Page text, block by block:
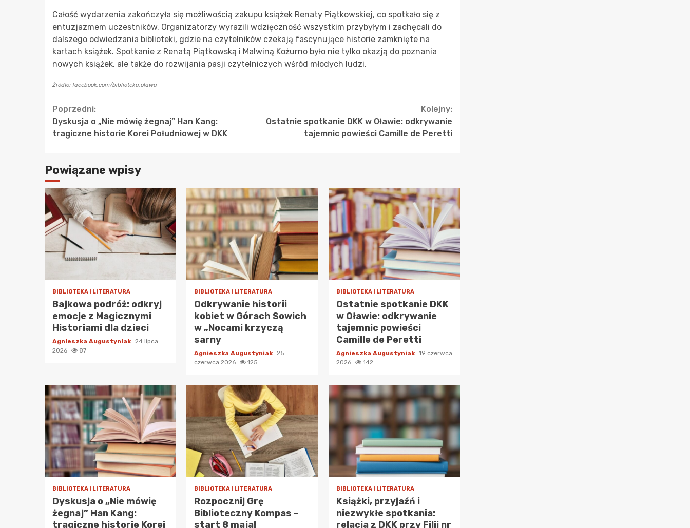
Całość wydarzenia zakończyła się możliwością zakupu książek Renaty Piątkowskiej, co spotkało się z
entuzjazmem uczestników. Organizatorzy wyrazili wdzięczność wszystkim przybyłym i zachęcali do
dalszego odwiedzania biblioteki, gdzie na czytelników czekają fascynujące historie zamknięte na
kartach książek. Spotkanie z Renatą Piątkowską i Malwiną Kożurno było nie tylko okazją do poznania
nowych książek, ale także do rozwijania pasji czytelniczych wśród młodych ludzi.
Źródło: facebook.com/biblioteka.olawa
Continue
Reading
Poprzedni:
Dyskusja o „Nie mówię żegnaj” Han Kang:
tragiczne historie Korei Południowej w DKK
Kolejny:
Ostatnie spotkanie DKK w Oławie: odkrywanie
tajemnic powieści Camille de Peretti
Powiązane wpisy
BIBLIOTEKA I LITERATURA
Bajkowa podróż: odkryj
emocje z Magicznymi
Historiami dla dzieci
Agnieszka Augustyniak 24 lipca
2026
87
BIBLIOTEKA I LITERATURA
Odkrywanie historii
kobiet w Górach Sowich
w „Nocami krzyczą
sarny
Agnieszka Augustyniak 25
czerwca 2026
125
BIBLIOTEKA I LITERATURA
Ostatnie spotkanie DKK
w Oławie: odkrywanie
tajemnic powieści
Camille de Peretti
Agnieszka Augustyniak 19 czerwca
2026
142
BIBLIOTEKA I LITERATURA
Dyskusja o „Nie mówię
żegnaj” Han Kang:
tragiczne historie Korei
BIBLIOTEKA I LITERATURA
Rozpocznij Grę
Biblioteczny Kompas –
start 8 maja!
BIBLIOTEKA I LITERATURA
Książki, przyjaźń i
niezwykłe spotkania:
relacja z DKK przy Filii nr